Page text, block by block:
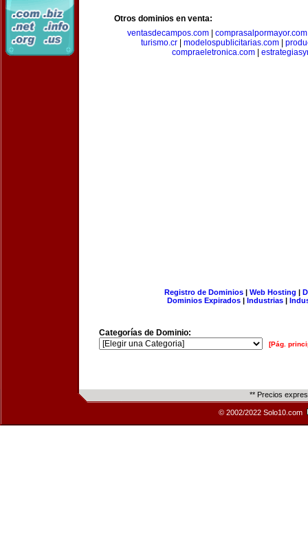
Otros dominios en venta:
ventasdecampos.com| comprasalpormayor.com
turismo.cr
modelospublicitarias.com
compraeletronica.com
Registro de Dominios| Web Hosting |
Dominios Expirados | Industrias |
Categorías de Dominio:
[Pág.
** Precios
© 2002/2022 Solo10.com